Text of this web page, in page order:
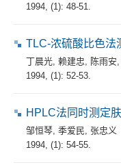
1994, (1): 48-51.
TLC-浓硫酸比色法
丁晨光 赖建忠 陈雨安
1994, (1): 52-53.
HPLC法同时测定
邹恒琴 季爱民
张忠义
1994, (1): 54-55.